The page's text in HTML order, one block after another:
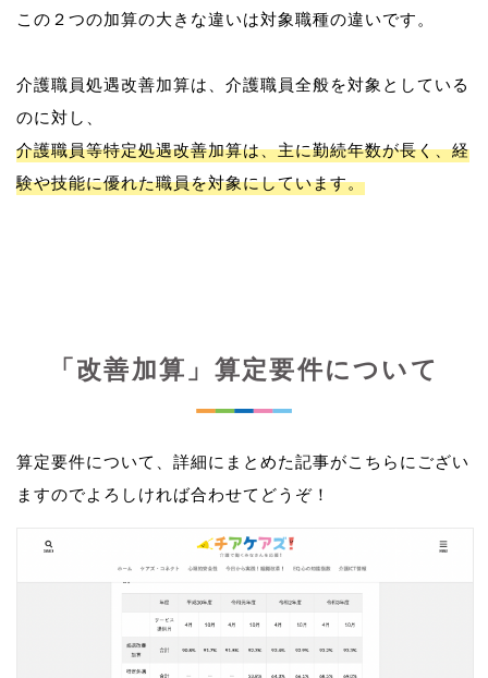
この２つの加算の大きな違いは対象職種の違いです。
介護職員処遇改善加算は、介護職員全般を対象としている
介護職員等特定処遇改善加算は、主に勤続年数が長く、経
験や技能に優れた職員を対象にしています。
「改善加算」算定要件について
算定要件について、詳細にまとめた記事がこちらにござい
ますのでよろしければ合わせてどうぞ！